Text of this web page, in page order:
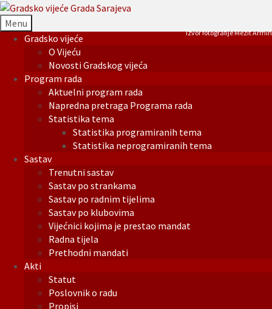
Menu
Gradsko vijeće
O Vijeću
Novosti Gradskog vijeća
Program rada
Aktuelni program rada
Napredna pretraga Programa rada
Statistika tema
Statistika programiranih tema
Statistika neprogramiranih tema
Sastav
Trenutni sastav
Sastav po strankama
Sastav po radnim tijelima
Sastav po klubovima
Vijećnici kojima je prestao mandat
Radna tijela
Prethodni mandati
Akti
Statut
Poslovnik o radu
Propisi
Izvor fotografije Mezit Armin